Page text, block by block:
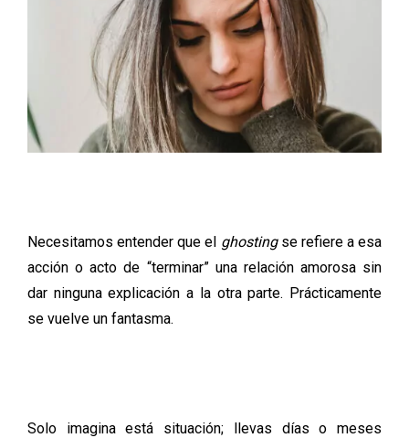
Necesitamos entender que el ghostingse refiere a esa
acción o acto de “terminar” una relación amorosa sin
dar ninguna explicación a la otra parte. Prácticamente
se vuelve un fantasma.
Solo imagina está situación; llevas días o meses